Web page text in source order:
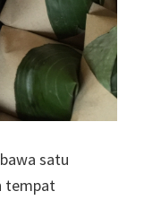
satu
tempat